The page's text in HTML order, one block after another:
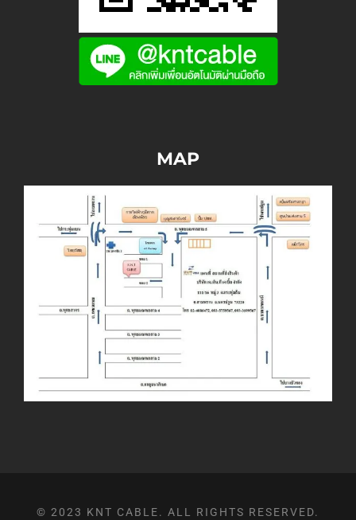
MAP
© 2023 KNT CABLE. ALL RIGHTS RESERVED.